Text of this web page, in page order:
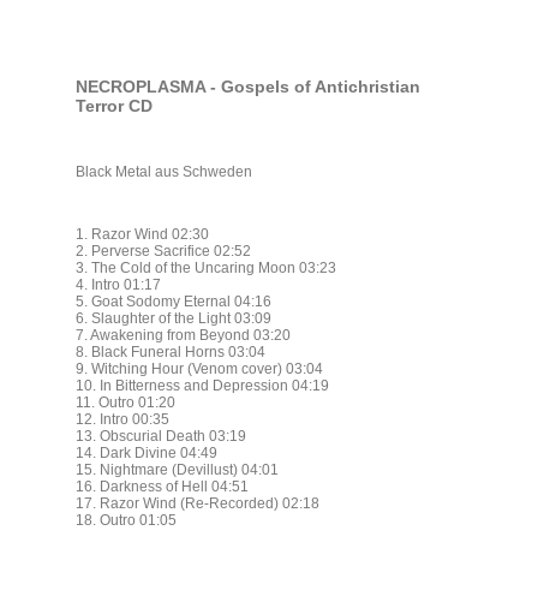
NECROPLASMA ‎- Gospels of Antichristian
Terror CD
Black Metal aus Schweden
1. Razor Wind 02:30
2. Perverse Sacrifice 02:52
3. The Cold of the Uncaring Moon 03:23
4. Intro 01:17
5. Goat Sodomy Eternal 04:16
6. Slaughter of the Light 03:09
7. Awakening from Beyond 03:20
8. Black Funeral Horns 03:04
9. Witching Hour (Venom cover) 03:04
10. In Bitterness and Depression 04:19
11. Outro 01:20
12. Intro 00:35
13. Obscurial Death 03:19
14. Dark Divine 04:49
15. Nightmare (Devillust) 04:01
16. Darkness of Hell 04:51
17. Razor Wind (Re-Recorded) 02:18
18. Outro 01:05